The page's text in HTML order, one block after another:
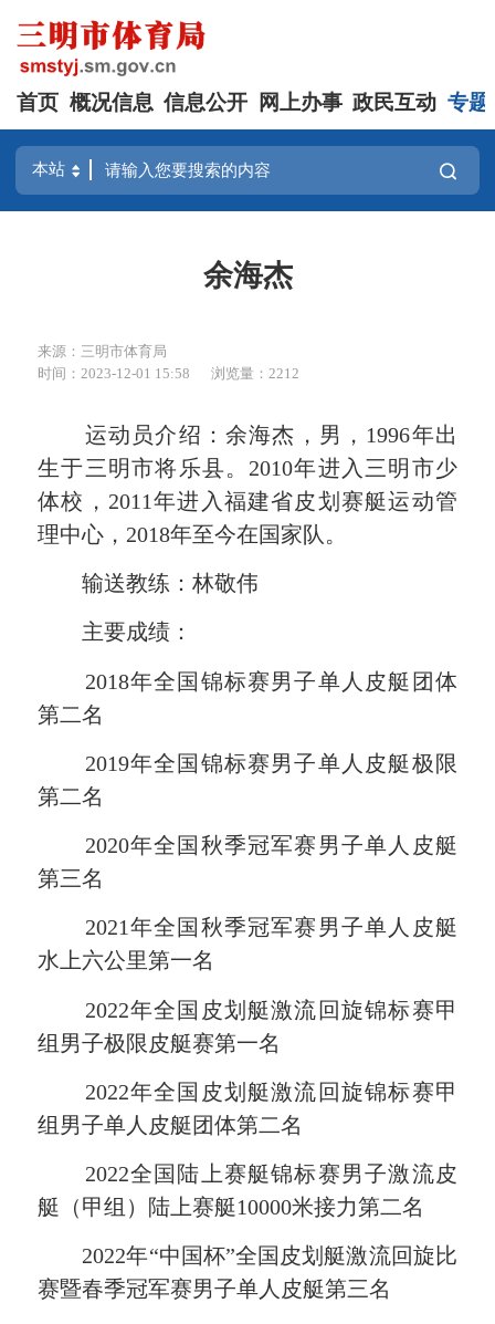
首页 概况信息 信息公开 网上办事 政民互动 专题
余海杰
来源：三明市体育局
时间：2023-12-01 15:58
浏览量：2212
运动员介绍：余海杰，男，1996年出
生于三明市将乐县。2010年进入三明市少
体校，2011年进入福建省皮划赛艇运动管
理中心，2018年至今在国家队。
输送教练：林敬伟
主要成绩：
2018年全国锦标赛男子单人皮艇团体
第二名
2019年全国锦标赛男子单人皮艇极限
第二名
2020年全国秋季冠军赛男子单人皮艇
第三名
2021年全国秋季冠军赛男子单人皮艇
水上六公里第一名
2022年全国皮划艇激流回旋锦标赛甲
组男子极限皮艇赛第一名
2022年全国皮划艇激流回旋锦标赛甲
组男子单人皮艇团体第二名
2022全国陆上赛艇锦标赛男子激流皮
艇（甲组）陆上赛艇10000米接力第二名
2022年“中国杯”全国皮划艇激流回旋比
赛暨春季冠军赛男子单人皮艇第三名